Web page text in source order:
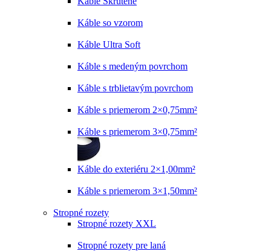
Káble so vzorom
Káble Ultra Soft
Káble s medeným povrchom
Káble s trblietavým povrchom
Káble s priemerom 2×0,75mm²
Káble s priemerom 3×0,75mm²
Káble do exteriéru 2×1,00mm²
Káble s priemerom 3×1,50mm²
Stropné rozety
Stropné rozety XXL
Stropné rozety pre laná